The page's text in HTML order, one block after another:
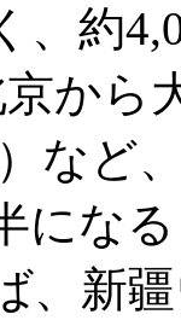
、約
から
など
にな
、新